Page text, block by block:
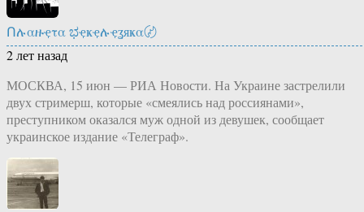
Ոሉαዙҿτα ಭҿҝҿሉҿʓяҝα〄
2 лет назад
МОСКВА, 15 июн — РИА Новости. На Украине застрелили
двух стримерш, которые «смеялись над россиянами»,
преступником оказался муж одной из девушек, сообщает
украинское издание «Телеграф».